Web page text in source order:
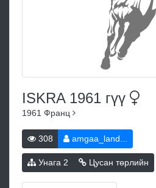
ISKRA 1961 гүү
1961 Франц
308 amgaa_land...
Унага 2 Цусан төрлийн